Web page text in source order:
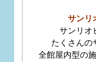
サンリ
サンリオ
たくさんの
全館屋内型の